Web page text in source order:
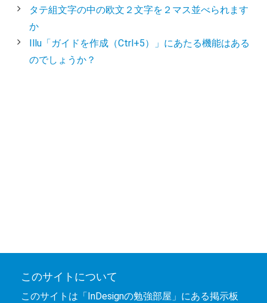
タテ組文字の中の欧文２文字を２マス並べられます
か
Illu「ガイドを作成（Ctrl+5）」にあたる機能はある
のでしょうか？
このサイトについて
このサイトは「InDesignの勉強部屋」にある掲示板